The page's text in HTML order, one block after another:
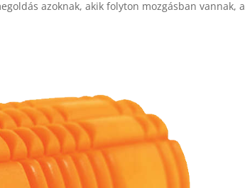
azoknak, akik folyton mozgásban vannak, a